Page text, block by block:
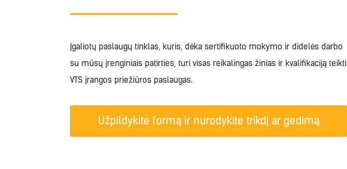
Įgaliotų paslaugų tinklas, kuris, dėka sertifikuoto mokymo ir didelės darbo
su mūsų įrenginiais patirties, turi visas reikalingas žinias ir kvalifikaciją teikti
VTS įrangos priežiūros paslaugas.
Užpildykite formą ir nurodykite trikdį ar gedimą